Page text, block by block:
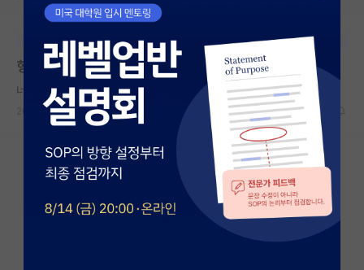
대학원생 모집
국내대학원 정보
연구실&오픈랩
커뮤니티
커뮤니티 홈
전체글보기
베스트 게시판
본문이 수정되지 않는 박제글입니다.
형들 스트레스 받는데 등산 안 다닐래??
너그러운 레오나르도 다빈치
2024.03.04 1 1710